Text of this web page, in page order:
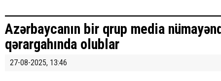
Azərbaycanın bir qrup media
qərargahında olublar
27-08-2025, 13:46